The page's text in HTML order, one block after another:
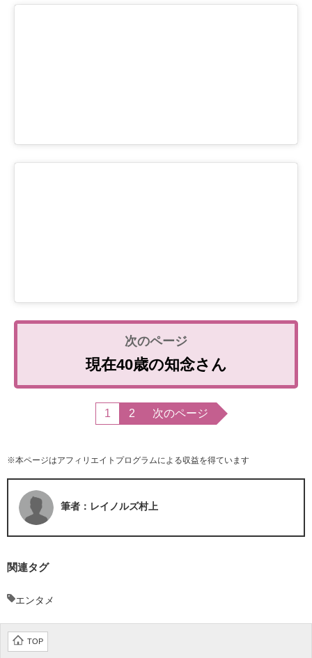
現在40歳の知念さん
1 2 次のページ
※本ページはアフィリエイトプログラムによる収益を得ています
筆者：レイノルズ村上
関連タグ
エンタメ
TOP